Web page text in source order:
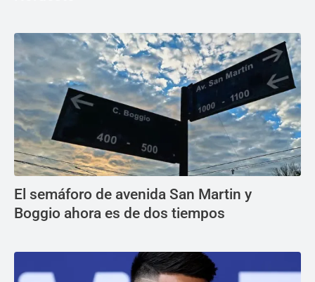
El semáforo de avenida San Martin y
Boggio ahora es de dos tiempos